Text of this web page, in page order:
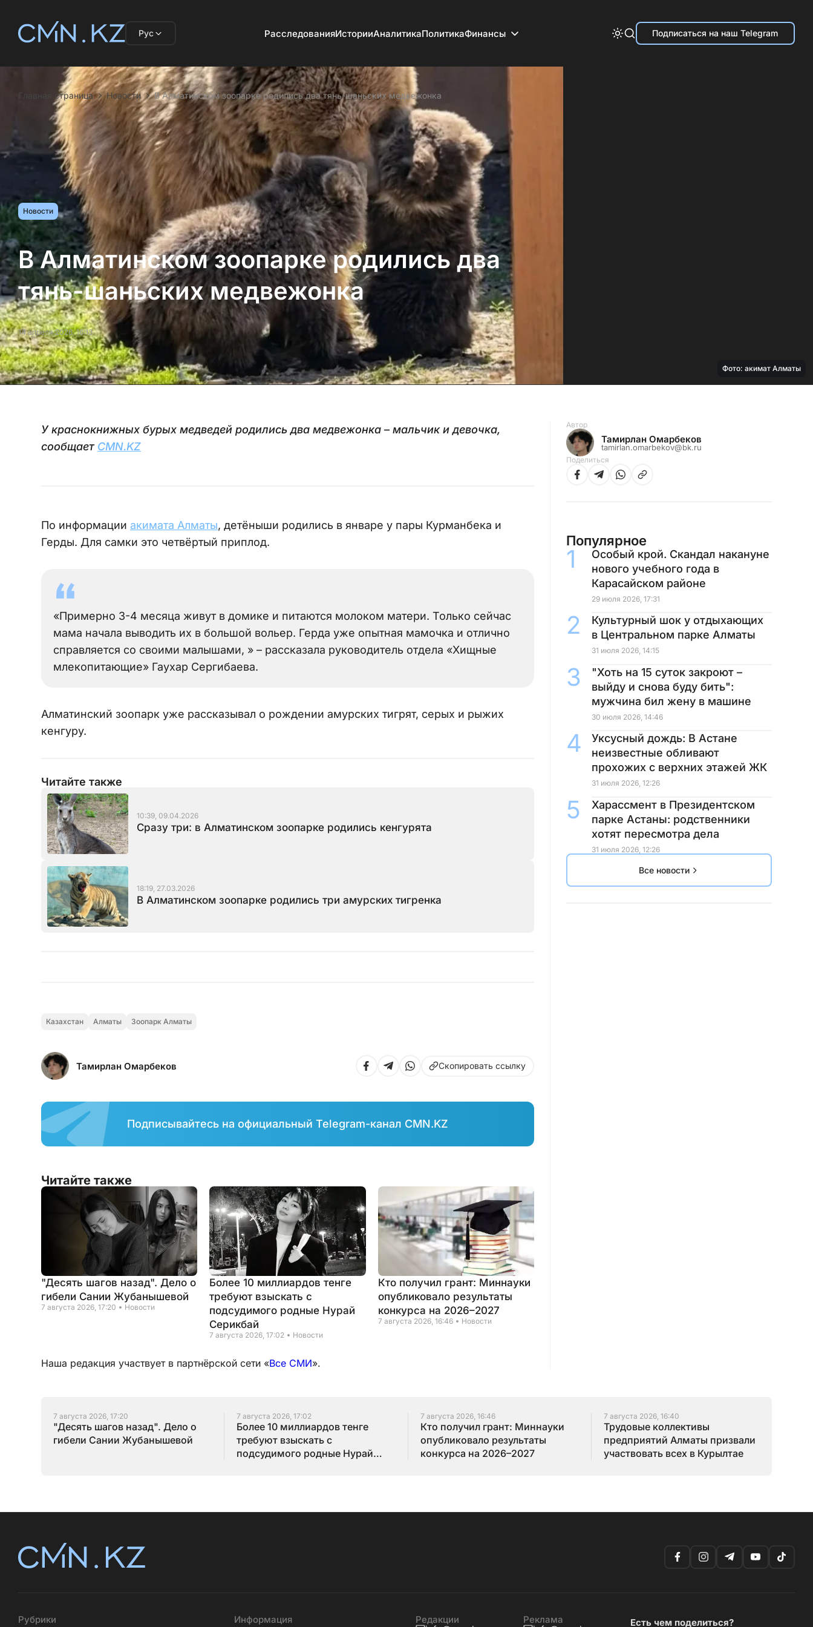
Рус РасследованияИсторииАналитикаПолитикаФинансы Подписаться на наш Telegram
Главная страница Новости В Алматинском зоопарке родились два тянь-шаньских медвежонка
Новости
В Алматинском зоопарке родились два
тянь-шаньских медвежонка
14 апреля 2026, 16:13
Фото: акимат Алматы
У краснокнижных бурых медведей родились два медвежонка – мальчик и девочка,
сообщает CMN.KZ
По информации акимата Алматы, детёныши родились в январе у пары Курманбека и
Герды. Для самки это четвёртый приплод.
«Примерно 3-4 месяца живут в домике и питаются молоком матери. Только сейчас
мама начала выводить их в большой вольер. Герда уже опытная мамочка и отлично
справляется со своими малышами, » – рассказала руководитель отдела «Хищные
млекопитающие» Гаухар Сергибаева.
Алматинский зоопарк уже рассказывал о рождении амурских тигрят, серых и рыжих
кенгуру.
Читайте также
10:39, 09.04.2026
Сразу три: в Алматинском зоопарке родились кенгурята
18:19, 27.03.2026
В Алматинском зоопарке родились три амурских тигренка
Казахстан Алматы Зоопарк Алматы
Тамирлан Омарбеков Скопировать ссылку
Подписывайтесь на официальный Telegram-канал CMN.KZ
Читайте также
"Десять шагов назад". Дело о
гибели Сании Жубанышевой
7 августа 2026, 17:20 Новости
Более 10 миллиардов тенге
требуют взыскать с
подсудимого родные Нурай
Серикбай
7 августа 2026, 17:02 Новости
Кто получил грант: Миннауки
опубликовало результаты
конкурса на 2026–2027
7 августа 2026, 16:46 Новости
Наша редакция участвует в партнёрской сети «Все СМИ».
Автор
Тамирлан Омарбеков
tamirlan.omarbekov@bk.ru
Поделиться
Популярное
Особый крой. Скандал накануне
нового учебного года в
Карасайском районе
29 июля 2026, 17:31
Культурный шок у отдыхающих
в Центральном парке Алматы
31 июля 2026, 14:15
"Хоть на 15 суток закроют –
выйду и снова буду бить":
мужчина бил жену в машине
30 июля 2026, 14:46
Уксусный дождь: В Астане
неизвестные обливают
прохожих с верхних этажей ЖК
31 июля 2026, 12:26
Харассмент в Президентском
парке Астаны: родственники
хотят пересмотра дела
31 июля 2026, 12:26
Все новости
7 августа 2026, 17:20
"Десять шагов назад". Дело о
гибели Сании Жубанышевой
7 августа 2026, 17:02
Более 10 миллиардов тенге
требуют взыскать с
подсудимого родные Нурай
7 августа 2026, 16:46
Кто получил грант: Миннауки
опубликовало результаты
конкурса на 2026–2027
7 августа 2026, 16:40
Трудовые коллективы
предприятий Алматы призвали
участвовать всех в Курылтае
Рубрики
Информация
Редакции
Реклама
Есть чем поделиться?